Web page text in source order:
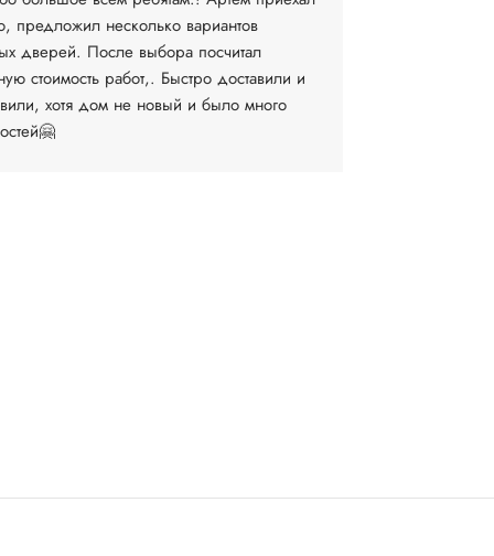
предложил несколько вариантов
дверей. После выбора посчитал
стоимость работ,. Быстро доставили и
хотя дом не новый и было много